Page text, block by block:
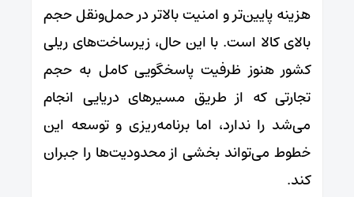
هزینه پایین‌تر و امنیت بالاتر در حمل‌ونقل حجم
بالای کالا است. با این حال، زیرساخت‌های ریلی
کشور هنوز ظرفیت پاسخگویی کامل به حجم
تجارتی که از طریق مسیرهای دریایی انجام
می‌شد را ندارد، اما برنامه‌ریزی و توسعه این
خطوط می‌تواند بخشی از محدودیت‌ها را جبران
کند.